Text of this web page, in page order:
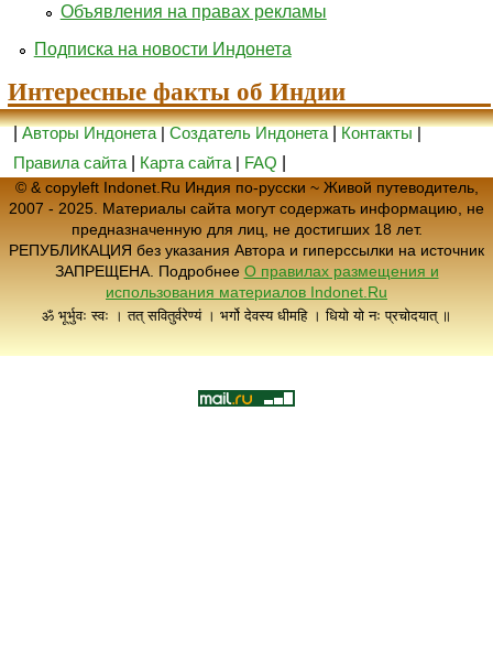
Объявления на правах рекламы
Подписка на новости Индонета
Интересные факты об Индии
|Авторы Индонета|Создатель Индонета|Контакты|
Правила сайта
Карта сайта | FAQ
© & copyleft Indonet.Ru Индия по-русски ~ Живой путеводитель,
2007 - 2025. Материалы сайта могут содержать информацию, не
предназначенную для лиц, не достигших 18 лет.
РЕПУБЛИКАЦИЯ без указания Автора и гиперссылки на источник
ЗАПРЕЩЕНА. Подробнее О правилах размещения и
использования материалов Indonet.Ru
ॐ भूर्भुवः स्वः । तत् सवितुर्वरेण्यं । भर्गो देवस्य धीमहि । धियो यो नः प्रचोदयात् ॥